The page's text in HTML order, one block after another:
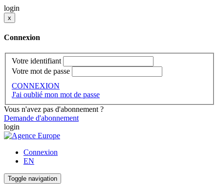
login
x
Connexion
Votre identifiant
Votre mot de passe
CONNEXION
J'ai oublié mon mot de passe
Vous n'avez pas d'abonnement ?
Demande d'abonnement
login
Connexion
EN
Toggle navigation